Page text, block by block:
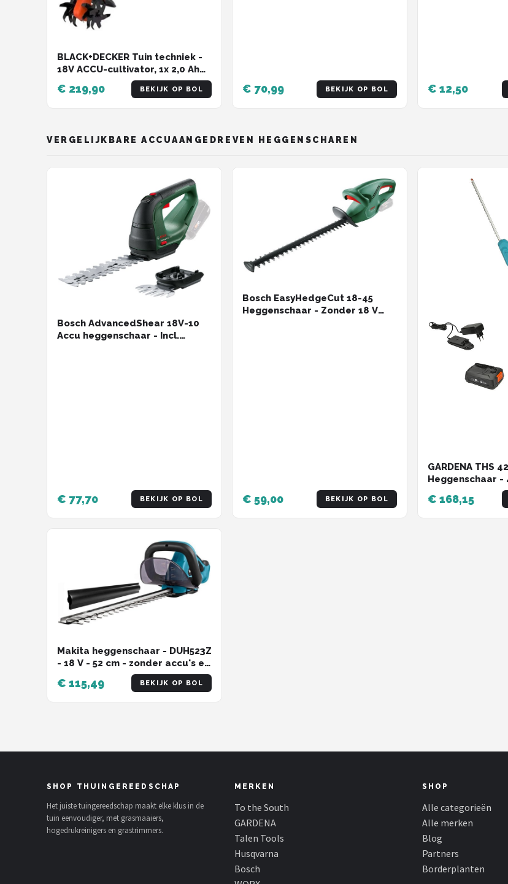
BLACK+DECKER Tuin techniek -
18V ACCU-cultivator, 1x 2,0 Ah
Li-Ion accu, lader BETL1820L-
QW
€ 219,90 BEKIJK OP BOL € 70,99 BEKIJK OP BOL € 12,50
VERGELIJKBARE ACCUAANGEDREVEN HEGGENSCHAREN
Bosch AdvancedShear 18V-10
Accu heggenschaar - Incl.
€ 77,70 BEKIJK OP BOL
Bosch EasyHedgeCut 18-45
Heggenschaar - Zonder 18 V
€ 59,00 BEKIJK OP BOL
GARDENA THS
Heggenschaar -
€ 168,15
Makita heggenschaar - DUH523Z
- 18 V - 52 cm - zonder accu's en
€ 115,49 BEKIJK OP BOL
SHOP THUINGEREEDSCHAP
Het juiste tuingereedschap maakt elke klus in de
tuin eenvoudiger, met grasmaaiers,
hogedrukreinigers en grastrimmers.
MERKEN
To the South
GARDENA
Talen Tools
Husqvarna
Bosch
SHOP
Alle categorieën
Alle merken
Blog
Partners
Borderplanten